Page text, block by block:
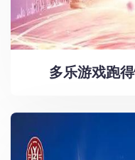
多乐游戏跑